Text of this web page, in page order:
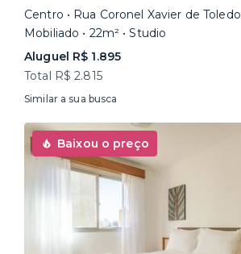
Centro • Rua Coronel Xavier de Toledo
Mobiliado • 22m² • Studio
Aluguel R$ 1.895
Total R$ 2.815
Similar a sua busca
Baixou o preço